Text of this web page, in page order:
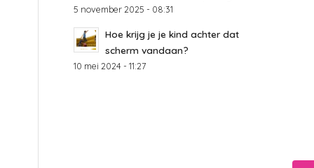
5 november 2025 - 08:31
Hoe krijg je je kind achter dat
scherm vandaan?
10 mei 2024 - 11:27